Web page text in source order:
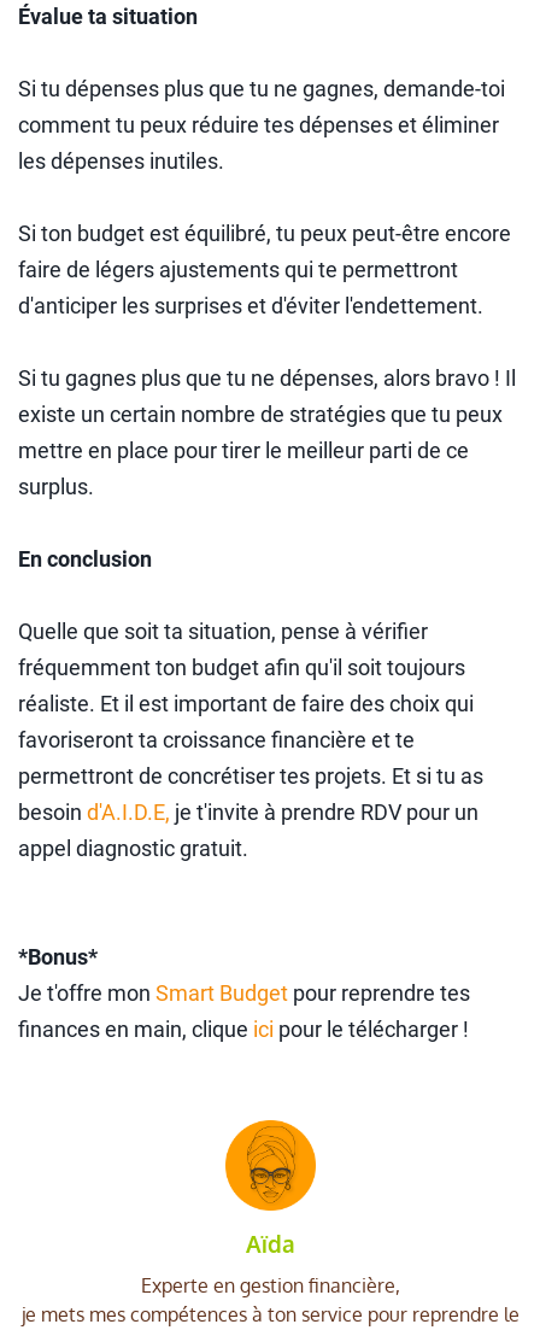
Évalue ta situation
Si tu dépenses plus que tu ne gagnes, demande-toi
comment tu peux réduire tes dépenses et éliminer
les dépenses inutiles.
Si ton budget est équilibré, tu peux peut-être encore
faire de légers ajustements qui te permettront
d'anticiper les surprises et d'éviter l'endettement.
Si tu gagnes plus que tu ne dépenses, alors bravo ! Il
existe un certain nombre de stratégies que tu peux
mettre en place pour tirer le meilleur parti de ce
surplus.
En conclusion
Quelle que soit ta situation, pense à vérifier
fréquemment ton budget afin qu'il soit toujours
réaliste. Et il est important de faire des choix qui
favoriseront ta croissance financière et te
permettront de concrétiser tes projets. Et si tu as
besoin d'A.I.D.E, je t'invite à prendre RDV pour un
appel diagnostic gratuit.
*Bonus*
Je t'offre mon Smart Budget pour reprendre tes
finances en main, clique ici pour le télécharger !
Aïda
Experte en gestion financière,
je mets mes compétences à ton service pour reprendre le